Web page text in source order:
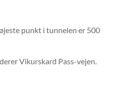
punkt i tunnelen er 500
Vikurskard Pass-vejen.